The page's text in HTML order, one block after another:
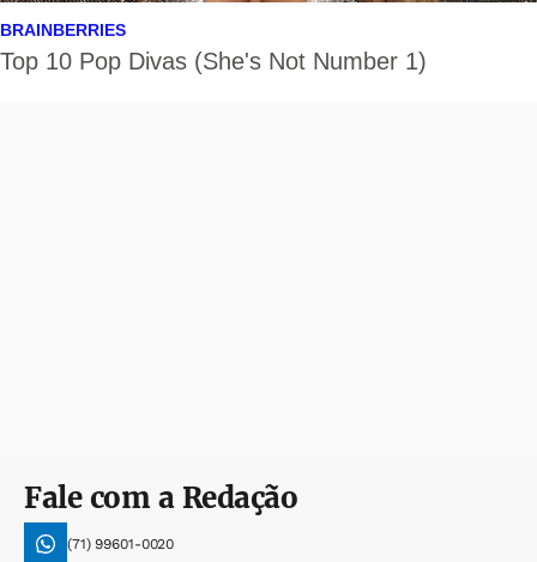
Fale com a Redação
(71) 99601-0020